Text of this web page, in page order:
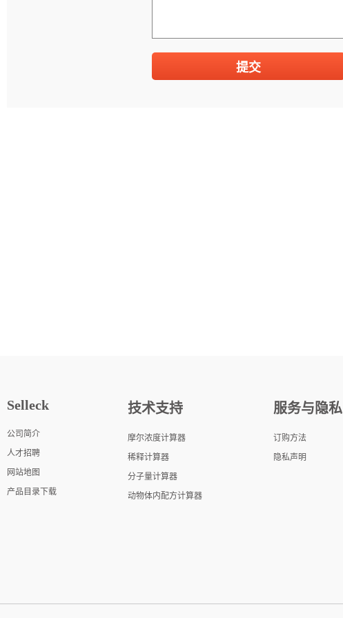
Selleck
公司简介
人才招聘
网站地图
产品目录下载
技术支持
摩尔浓度计算器
稀释计算器
分子量计算器
动物体内配方计算器
服务与隐私
订购方法
隐私声明